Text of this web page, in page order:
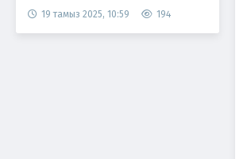
19 тамыз 2025, 10:59 194